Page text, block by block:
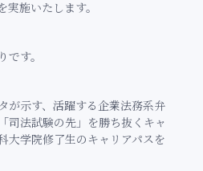
施いたします。
す。
が示す、活躍する企業法務系弁
法試験の先」を勝ち抜くキャ
学院修了生のキャリアパスを